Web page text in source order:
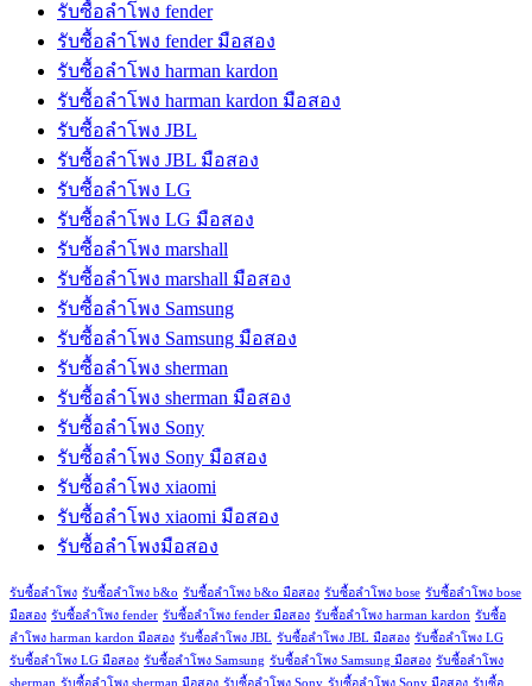
รับซื้อลำโพง fender
รับซื้อลำโพง fender มือสอง
รับซื้อลำโพง harman kardon
รับซื้อลำโพง harman kardon มือสอง
รับซื้อลำโพง JBL
รับซื้อลำโพง JBL มือสอง
รับซื้อลำโพง LG
รับซื้อลำโพง LG มือสอง
รับซื้อลำโพง marshall
รับซื้อลำโพง marshall มือสอง
รับซื้อลำโพง Samsung
รับซื้อลำโพง Samsung มือสอง
รับซื้อลำโพง sherman
รับซื้อลำโพง sherman มือสอง
รับซื้อลำโพง Sony
รับซื้อลำโพง Sony มือสอง
รับซื้อลำโพง xiaomi
รับซื้อลำโพง xiaomi มือสอง
รับซื้อลำโพงมือสอง
รับซื้อลำโพง รับซื้อลำโพง b&o รับซื้อลำโพง b&o มือสอง รับซื้อลำโพง bose รับซื้อลำโพง bose
มือสอง รับซื้อลำโพง fender รับซื้อลำโพง fender มือสอง รับซื้อลำโพง harman kardon รับซื้อ
ลำโพง harman kardon มือสอง รับซื้อลำโพง JBL รับซื้อลำโพง JBL มือสอง รับซื้อลำโพง LG
รับซื้อลำโพง LG มือสอง รับซื้อลำโพง Samsung รับซื้อลำโพง Samsung มือสอง รับซื้อลำโพง
sherman รับซื้อลำโพง sherman มือสอง รับซื้อลำโพง Sony รับซื้อลำโพง Sony มือสอง รับซื้อ